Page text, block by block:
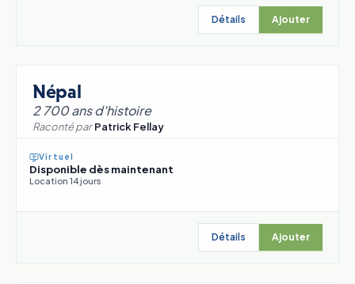
Détails Ajouter
Népal
2 700 ans d'histoire
Raconté par Patrick Fellay
Virtuel
Disponible dès maintenant
Location 14 jours
Détails Ajouter